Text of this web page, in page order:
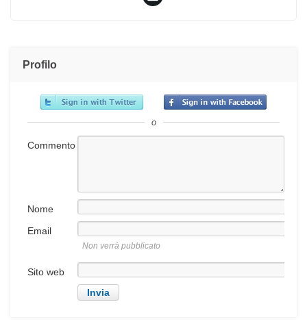
Profilo
o
Commento
Nome
Email
Non verrà pubblicato
Sito web